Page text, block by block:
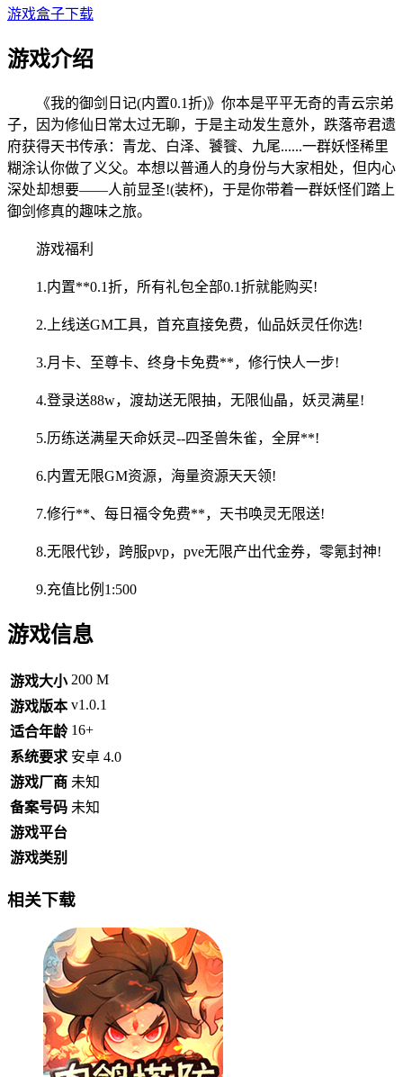
游戏盒子下载
游戏介绍
《我的御剑日记(内置0.1折)》你本是平平无奇的青云宗弟
子，因为修仙日常太过无聊，于是主动发生意外，跌落帝君遗
府获得天书传承：青龙、白泽、饕餮、九尾......一群妖怪稀里
糊涂认你做了义父。本想以普通人的身份与大家相处，但内心
深处却想要——人前显圣!(装杯)，于是你带着一群妖怪们踏上
御剑修真的趣味之旅。
游戏福利
1.内置**0.1折，所有礼包全部0.1折就能购买!
2.上线送GM工具，首充直接免费，仙品妖灵任你选!
3.月卡、至尊卡、终身卡免费**，修行快人一步!
4.登录送88w，渡劫送无限抽，无限仙晶，妖灵满星!
5.历练送满星天命妖灵--四圣兽朱雀，全屏**!
6.内置无限GM资源，海量资源天天领!
7.修行**、每日福令免费**，天书唤灵无限送!
8.无限代钞，跨服pvp，pve无限产出代金券，零氪封神!
9.充值比例1:500
游戏信息
游戏大小 200 M
游戏版本 v1.0.1
适合年龄 16+
系统要求 安卓 4.0
游戏厂商 未知
备案号码 未知
游戏平台
游戏类别
相关下载